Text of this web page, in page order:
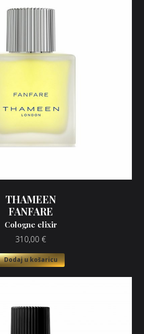
THAMEEN
FANFARE
Cologne elixir
310,00 €
Dodaj u košaricu